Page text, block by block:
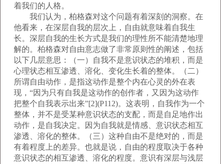
着我们的人格。
我们认为，柏格森对这个问题有着深刻的洞察。在
他看来，在深层自我的层次上，自由就意味着自我生
长。深层自我的生长方式是我们的理性所不能清楚地理
解的。柏格森对自由意志做了非常原则性的阐述，包括
以下几层意思：（一）自我不是意识状态的堆积，而是
心理状态相互渗透、溶化、变化生长着的整体。（二）
所谓自由动作，是指这动作是整个内在心灵的外在表
现，“因为只有自我是这动作的创作者，又因为这动作
把整个自我表示出来”[2](P112)。这表明，自我作为一个
整体，并不是受某种意识状态的支配，而是自足地作出
动作，是自我决定。因为自我就是情感、意识状态相互
渗透、溶化的整体。（三）这种自由不是绝对的，而是
有着程度上的差异。也就是说，自由的程度取决于各种
意识状态的相互渗透、溶化的程度。意识有深层与浅层